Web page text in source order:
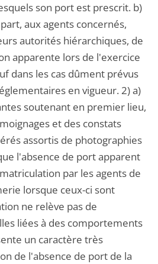
son port est prescrit. b)
aux agents concernés,
autorités hiérarchiques, de
apparente lors de l'exercice
dans les cas dûment prévus
en vigueur. 2) a)
soutenant en premier lieu,
et des constats
assortis de photographies
l'absence de port apparent
par les agents de
lorsque ceux-ci sont
ne relève pas de
liées à des comportements
un caractère très
de l'absence de port de la